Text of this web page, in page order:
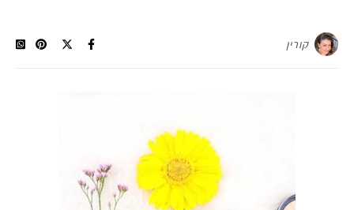
קורין